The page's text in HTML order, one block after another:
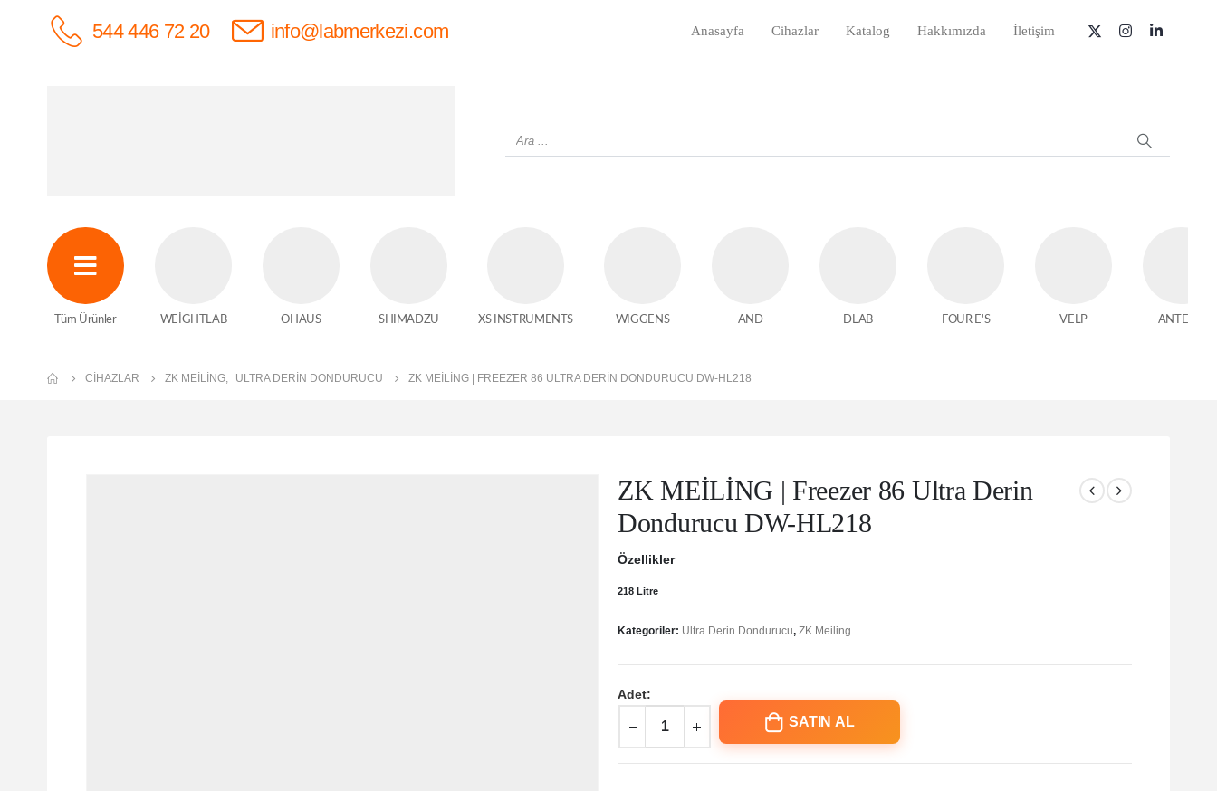
info@labmerkezi.com
544 446 72 20 Anasayfa Cihazlar Katalog Hakkımızda İletişim
Tüm Ürünler WEİGHTLAB OHAUS SHIMADZU XS INSTRUMENTS WIGGENS AND DLAB FOUR E'S VELP ANTECH
CIHAZLAR ZK MEILING ULTRA DERIN DONDURUCU ZK MEİLİNG | FREEZER 86 ULTRA DERIN DONDURUCU DW-HL218
ZK MEİLİNG | Freezer 86 Ultra Derin
Dondurucu DW-HL218
Özellikler
218 Litre
Kategoriler: Ultra Derin Dondurucu, ZK Meiling
Adet:
SATIN AL